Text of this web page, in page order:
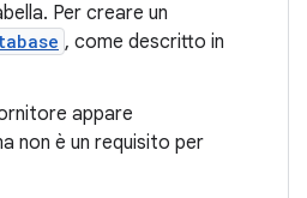
Per creare un
, come descritto in
appare
non è un requisito per